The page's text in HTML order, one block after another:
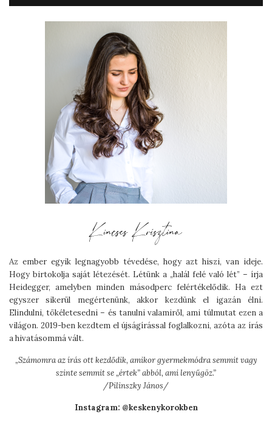
Az ember egyik legnagyobb tévedése, hogy azt hiszi, van ideje.
Hogy birtokolja saját létezését. Létünk a „halál felé való lét” – írja
Heidegger, amelyben minden másodperc felértékelődik. Ha ezt
egyszer sikerül megértenünk, akkor kezdünk el igazán élni.
Elindulni, tökéletesedni – és tanulni valamiről, ami túlmutat ezen a
világon. 2019-ben kezdtem el újságírással foglalkozni, azóta az írás
a hivatásommá vált.
„Számomra az írás ott kezdődik, amikor gyermekmódra semmit vagy
szinte semmit se „értek” abból, ami lenyűgöz.”
/Pilinszky János/
Instagram: @keskenykorokben